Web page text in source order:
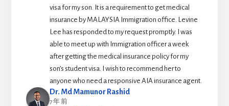
visa for my son. It is a requirement to get medical
insurance by MALAYSIA Immigration office. Levine
Lee has responded to my request promptly. I was
able to meet up with Immigration officer a week
after getting the medical insurance policy for my
son’s student visa. I wish to recommend her to
anyone who need a responsive AIA insurance agent.
Dr. Md Mamunor Rashid
7 年 前